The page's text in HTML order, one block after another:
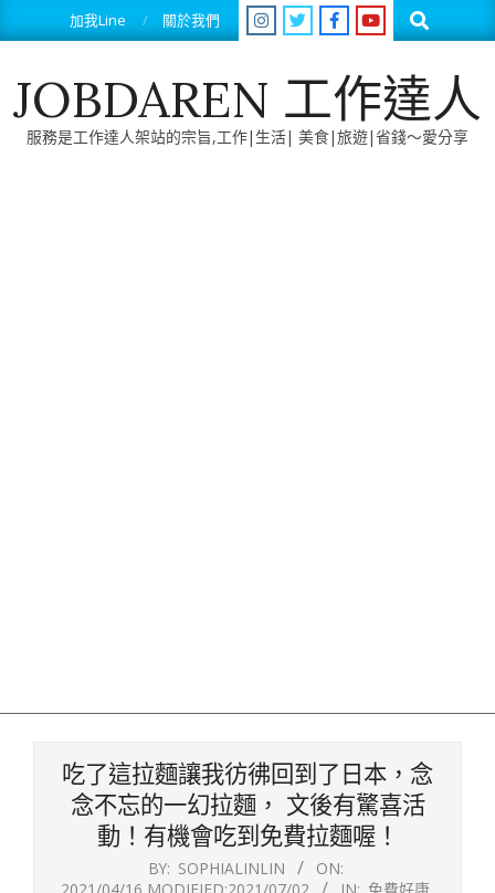
to
加我Line 關於我們 Search
JOBDAREN 工作達人
服務是工作達人架站的宗旨,工作|生活| 美食|旅遊|省錢～愛分享
吃了這拉麵讓我彷彿回到了日本，念
念不忘的一幻拉麵， 文後有驚喜活
動！有機會吃到免費拉麵喔！
BY: SOPHIALINLIN
ON: